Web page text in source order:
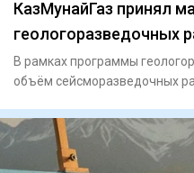
КазМунайГаз принял
геологоразведочных
В рамках программы
объём сейсморазведочных